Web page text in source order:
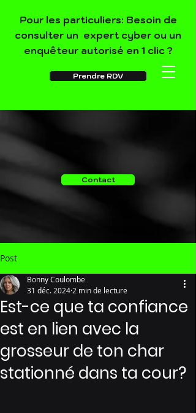
Pour les particuliers: Besoin de
consulter un expert cyber ou un
enquêteur autorisé en 1 clic ?
Prendre RDV
Contact
Post
Est-ce que ta confiance
est en lien avec la
grosseur de ton char
stationné dans ta cour?
Bonny Coulombe
31 déc. 2024 2 min de lecture